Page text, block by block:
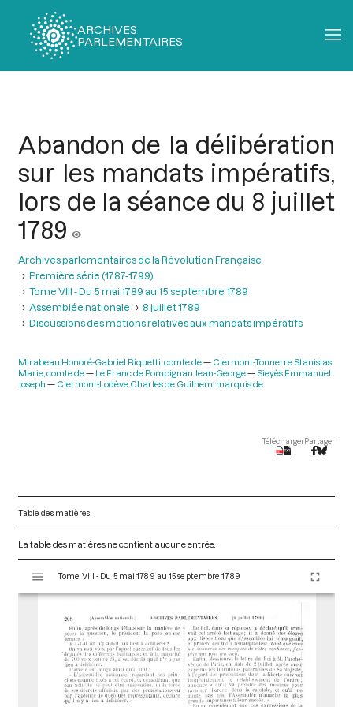
ARCHIVES
PARLEMENTAIRES
Abandon de la délibération
sur les mandats impératifs,
lors de la séance du 8 juillet
1789
Archives parlementaires de la Révolution Française
Première série (1787-1799)
Tome VIII - Du 5 mai 1789 au 15 septembre 1789
Assemblée nationale
8 juillet 1789
Discussions des motions relatives aux mandats impératifs
Mirabeau Honoré-Gabriel Riquetti, comte de
Clermont-Tonnerre Stanislas
Marie, comte de
Le Franc de Pompignan Jean-George
Sieyès Emmanuel
Joseph
Clermont-Lodève Charles de Guilhem, marquis de
TéléchargerPartager
Table des matières
La table des matières ne contient aucune entrée.
s
Tome VIII - Du 5 mai 1789 au 15 septembre 1789